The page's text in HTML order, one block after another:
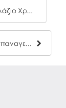
Μαρκαδόρος Πίνακα EnLegend Σε Γαλάζιο Χρώμα
Μαρκαδόρος +Efo Λευκού Πίνακα 3mm Επαναγεμιζόμενος Κόκκινο